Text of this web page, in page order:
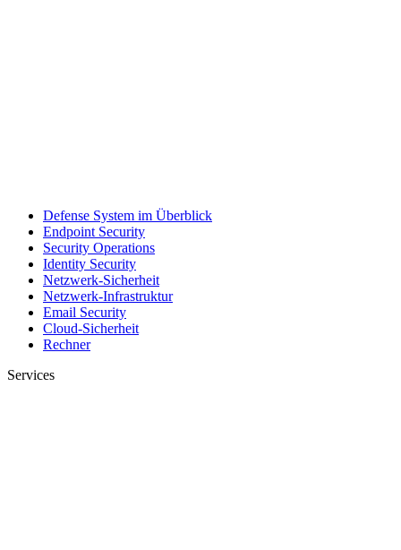
Defense System im Überblick
Endpoint Security
Security Operations
Identity Security
Netzwerk-Sicherheit
Netzwerk-Infrastruktur
Email Security
Cloud-Sicherheit
Rechner
Services